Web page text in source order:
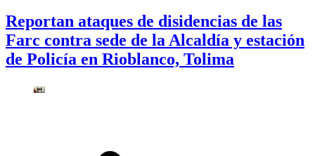
Reportan ataques de disidencias de las
Farc contra sede de la Alcaldía y estación
de Policía en Rioblanco, Tolima